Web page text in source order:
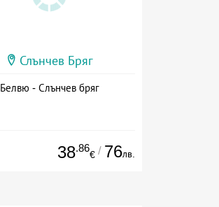
Слънчев Бряг
Белвю - Слънчев бряг
38.86
€ / 76лв.